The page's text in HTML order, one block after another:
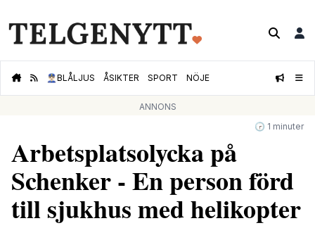
👮🏻‍♂️BLÅLJUS ÅSIKTER SPORT NÖJE
ANNONS
🕝 1 minuter
Arbetsplatsolycka på
Schenker - En person förd
till sjukhus med helikopter